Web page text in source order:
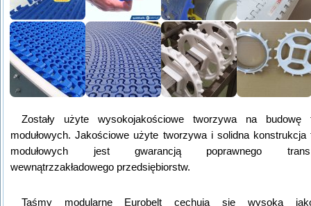
Zostały użyte wysokojakościowe tworzywa na budowę
modułowych. Jakościowe użyte tworzywa i solidna konstrukcja
modułowych jest gwarancją poprawnego
wewnątrzzakładowego przedsiębiorstw.
Taśmy modularne Eurobelt cechują się wysoką